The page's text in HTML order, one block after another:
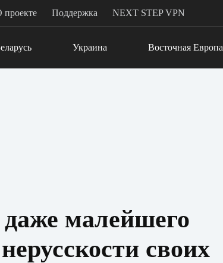
проекте Поддержка NEXT STEP VPN
Украина Восточная Европа
даже малейшего
своих